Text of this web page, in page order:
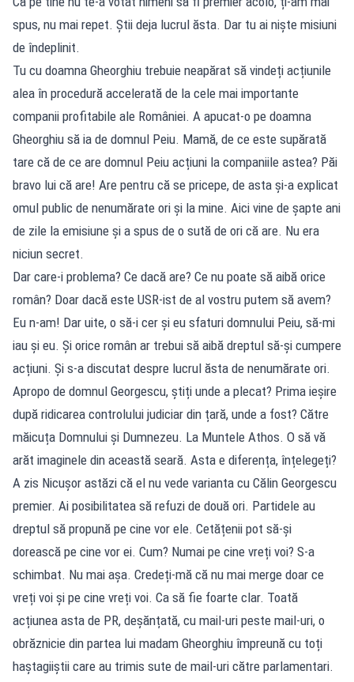
spus, nu mai repet. Știi deja lucrul ăsta. Dar tu ai niște misiuni
de îndeplinit.
Tu cu doamna Gheorghiu trebuie neapărat să vindeți acțiunile
alea în procedură accelerată de la cele mai importante
companii profitabile ale României. A apucat-o pe doamna
Gheorghiu să ia de domnul Peiu. Mamă, de ce este supărată
tare că de ce are domnul Peiu acțiuni la companiile astea? Păi
bravo lui că are! Are pentru că se pricepe, de asta și-a explicat
omul public de nenumărate ori și la mine. Aici vine de șapte ani
de zile la emisiune și a spus de o sută de ori că are. Nu era
niciun secret.
Dar care-i problema? Ce dacă are? Ce nu poate să aibă orice
român? Doar dacă este USR-ist de al vostru putem să avem?
Eu n-am! Dar uite, o să-i cer și eu sfaturi domnului Peiu, să-mi
iau și eu. Și orice român ar trebui să aibă dreptul să-și cumpere
acțiuni. Și s-a discutat despre lucrul ăsta de nenumărate ori.
Apropo de domnul Georgescu, știți unde a plecat? Prima ieșire
după ridicarea controlului judiciar din țară, unde a fost? Către
măicuța Domnului și Dumnezeu. La Muntele Athos. O să vă
arăt imaginele din această seară. Asta e diferența, înțelegeți?
A zis Nicușor astăzi că el nu vede varianta cu Călin Georgescu
premier. Ai posibilitatea să refuzi de două ori. Partidele au
dreptul să propună pe cine vor ele. Cetățenii pot să-și
dorească pe cine vor ei. Cum? Numai pe cine vreți voi? S-a
schimbat. Nu mai așa. Credeți-mă că nu mai merge doar ce
vreți voi și pe cine vreți voi. Ca să fie foarte clar. Toată
acțiunea asta de PR, deșănțată, cu mail-uri peste mail-uri, o
obrăznicie din partea lui madam Gheorghiu împreună cu toți
haștagiiștii care au trimis sute de mail-uri către parlamentari.